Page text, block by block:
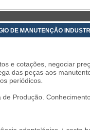
DE MANUTENÇÃO
e cotações, negociar
das peças aos
periódicos.
de Produção.